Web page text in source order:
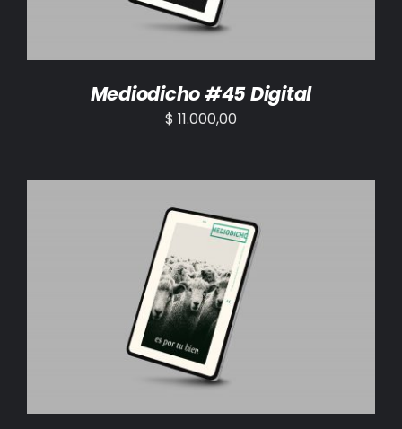
Mediodicho #45 Digital
$ 11.000,00
AÑADIR AL CARRITO /